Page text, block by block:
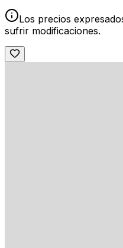
Los precios
sufrir modificaciones.